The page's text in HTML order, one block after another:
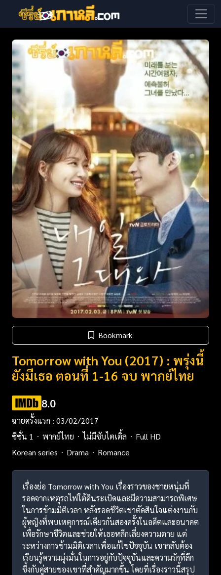
Bookmark
Tomorrow with You (2017) : พรุ่งนี้
ยังมีเธอ ตอนที่ 1-16 จบ พากย์ไทย
8.0
ฉายครั้งแรก : 03/02/2017
ซีซั่น 1
พากย์ไทย ไม่มีซับไตเติ้ล
Full HD
Korean series
Drama Romance
เรื่องย่อ Tomorrow with You เรื่องราวของชายหนุ่มที่
รอดจากเหตุรถไฟใต้ดินระเบิดและมีความสามารถพิเศษ
ในการข้ามมิติเวลา หลังรอดชีวิตเขาตัดสินใจแต่งงานกับ
ผู้หญิงที่พบเหตุการณ์เดียวกันสองครั้งในอดีตและอนาคต
เพื่อรักษาชีวิตและช่วยให้เธอหลีกเลี่ยงความตาย แต่
ระหว่างการข้ามมิติเวลาเพื่อแก้ไขปัจจุบัน เขากลับต้อง
เรียนรู้ความมุ่งมั่นในการอยู่กับปัจจุบันและความรักที่ลึก
ซึ้งกับคู่สายของเขาที่สำคัญมากขึ้น โดยที่เรื่องราวนี้สรุป